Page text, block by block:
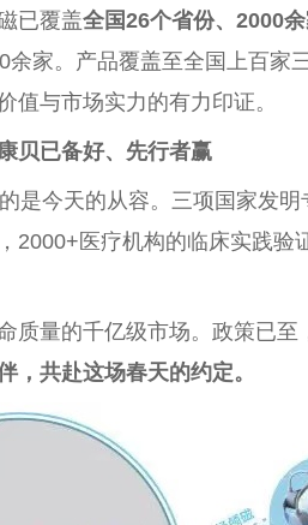
已覆盖全国26个省份、2000
余家。产品覆盖至全国上百家
与市场实力的有力印证。
贝已备好、先行者赢
是今天的从容。三项国家发
2000+医疗机构的临床实践验
质量的千亿级市场。政策已至
，共赴这场春天的约定。